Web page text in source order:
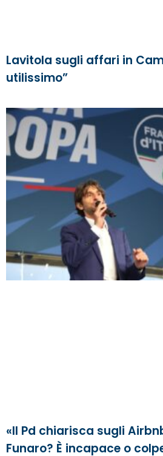
Lavitola sugli affari in
utilissimo”
«Il Pd chiarisca sugli
Funaro? È incapace o